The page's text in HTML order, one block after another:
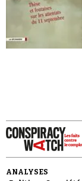
ANALYSES